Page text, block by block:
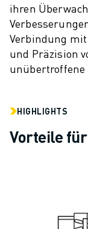
CNC-FRÄSEN
CNC-DREHEN
SPRITZGUSS
PUNKTSCHWEISSEN
KUNDENBETREUUNG
ihren
Verbindung
und Präzision
unübertroffene
HIGHLIGHTS
Vorteile